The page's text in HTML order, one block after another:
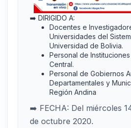
➡️ DIRIGIDO A:
Docentes e
Universidades del
Universidad de Bolivia.
Personal de
Central.
Personal de Gobiernos
Departamentales y
Región Andina
➡️ FECHA: Del miércoles
de octubre 2020.